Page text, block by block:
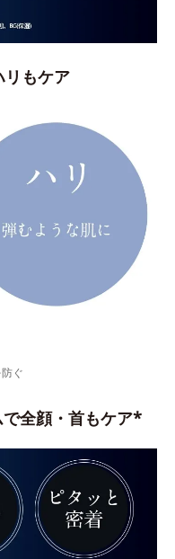
もケア
ぐ
全顔・首もケア*